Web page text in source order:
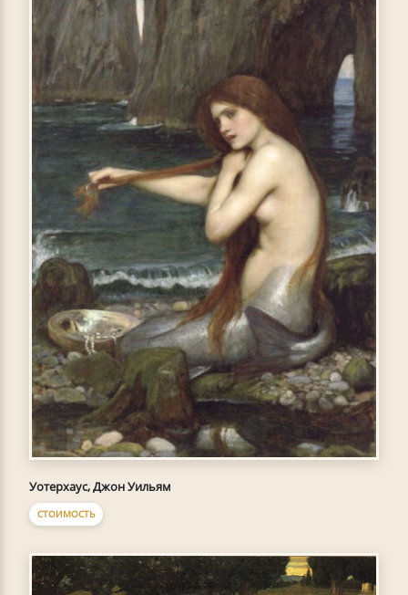
Уотерхаус, Джон Уильям
СТОИМОСТЬ